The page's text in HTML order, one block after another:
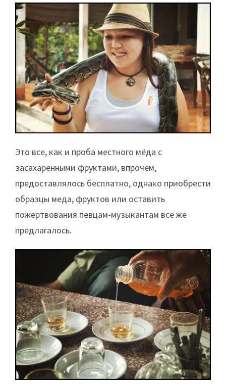
Это все, как и проба местного мёда с
засахаренными фруктами, впрочем,
предоставлялось бесплатно, однако приобрести
образцы меда, фруктов или оставить
пожертвования певцам-музыкантам все же
предлагалось.